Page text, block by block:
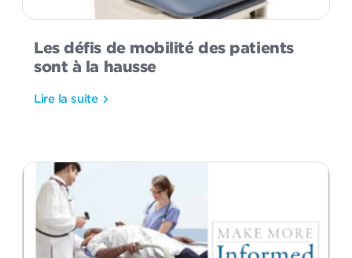
Les défis de mobilité des patients
sont à la hausse
Lire la suite